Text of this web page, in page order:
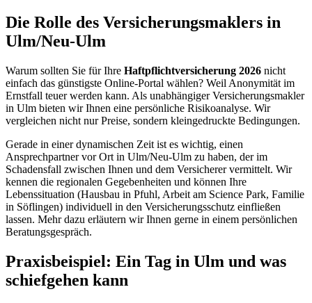
Die Rolle des Versicherungsmaklers in
Ulm/Neu-Ulm
Warum sollten Sie für Ihre Haftpflichtversicherung 2026 nicht
einfach das günstigste Online-Portal wählen? Weil Anonymität im
Ernstfall teuer werden kann. Als unabhängiger Versicherungsmakler
in Ulm bieten wir Ihnen eine persönliche Risikoanalyse. Wir
vergleichen nicht nur Preise, sondern kleingedruckte Bedingungen.
Gerade in einer dynamischen Zeit ist es wichtig, einen
Ansprechpartner vor Ort in Ulm/Neu-Ulm zu haben, der im
Schadensfall zwischen Ihnen und dem Versicherer vermittelt. Wir
kennen die regionalen Gegebenheiten und können Ihre
Lebenssituation (Hausbau in Pfuhl, Arbeit am Science Park, Familie
in Söflingen) individuell in den Versicherungsschutz einfließen
lassen. Mehr dazu erläutern wir Ihnen gerne in einem persönlichen
Beratungsgespräch.
Praxisbeispiel: Ein Tag in Ulm und was
schiefgehen kann